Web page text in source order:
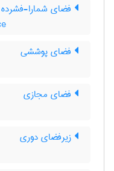
فضای شمارا-فشرده
فضای پوششی
فضای مجازی
زیرفضای دوری